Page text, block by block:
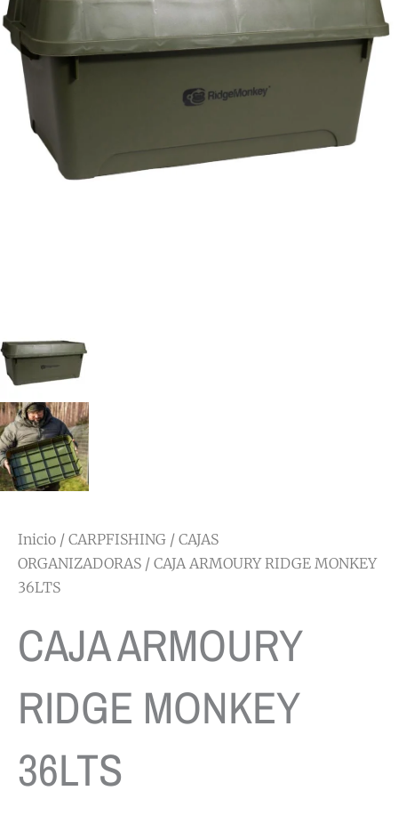
Inicio / CARPFISHING / CAJAS
ORGANIZADORAS / CAJA ARMOURY RIDGE MONKEY
36LTS
CAJA ARMOURY
RIDGE MONKEY
36LTS